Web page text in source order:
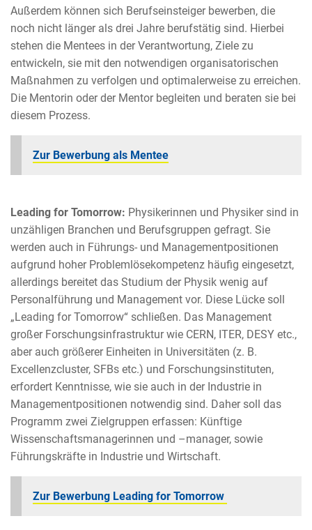
Außerdem können sich Berufseinsteiger bewerben, die
noch nicht länger als drei Jahre berufstätig sind. Hierbei
stehen die Mentees in der Verantwortung, Ziele zu
entwickeln, sie mit den notwendigen organisatorischen
Maßnahmen zu verfolgen und optimalerweise zu erreichen.
Die Mentorin oder der Mentor begleiten und beraten sie bei
diesem Prozess.
Zur Bewerbung als Mentee
Leading for Tomorrow: Physikerinnen und Physiker sind in
unzähligen Branchen und Berufsgruppen gefragt. Sie
werden auch in Führungs- und Managementpositionen
aufgrund hoher Problemlösekompetenz häufig eingesetzt,
allerdings bereitet das Studium der Physik wenig auf
Personalführung und Management vor. Diese Lücke soll
„Leading for Tomorrow“ schließen. Das Management
großer Forschungsinfrastruktur wie CERN, ITER, DESY etc.,
aber auch größerer Einheiten in Universitäten (z. B.
Excellenzcluster, SFBs etc.) und Forschungsinstituten,
erfordert Kenntnisse, wie sie auch in der Industrie in
Managementpositionen notwendig sind. Daher soll das
Programm zwei Zielgruppen erfassen: Künftige
Wissenschaftsmanagerinnen und –manager, sowie
Führungskräfte in Industrie und Wirtschaft.
Zur Bewerbung Leading for Tomorrow